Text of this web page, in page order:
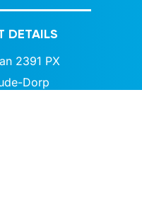
DETAILS
2391 PX
Dorp